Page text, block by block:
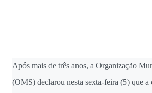
Após mais de três anos, a Organização
(OMS) declarou nesta sexta-feira (5) que